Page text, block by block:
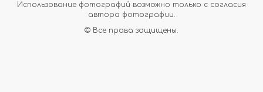
Использование фотографий возможно только с согласия
автора фотографии.
© Все права защищены.